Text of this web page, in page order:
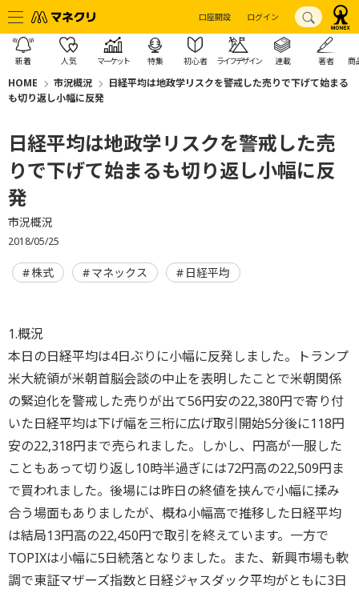
口座開設 ログイン
新着 人気 マーケット 特集 初心者 ライフデザイン 連載 著者 商
HOME 市況概況
日経平均は地政学リスクを警戒した売りで下げて始まる
も切り返し小幅に反発
日経平均は地政学リスクを警戒した売
りで下げて始まるも切り返し小幅に反
発
市況概況
2018/05/25
株式 マネックス 日経平均
1.概況
本日の日経平均は4日ぶりに小幅に反発しました。トランプ
米大統領が米朝首脳会談の中止を表明したことで米朝関係
の緊迫化を警戒した売りが出て56円安の22,380円で寄り付
いた日経平均は下げ幅を三桁に広げ取引開始5分後に118円
安の22,318円まで売られました。しかし、円高が一服した
こともあって切り返し10時半過ぎには72円高の22,509円ま
で買われました。後場には昨日の終値を挟んで小幅に揉み
合う場面もありましたが、概ね小幅高で推移した日経平均
は結局13円高の22,450円で取引を終えています。一方で
TOPIXは小幅に5日続落となりました。また、新興市場も軟
調で東証マザーズ指数と日経ジャスダック平均がともに3日